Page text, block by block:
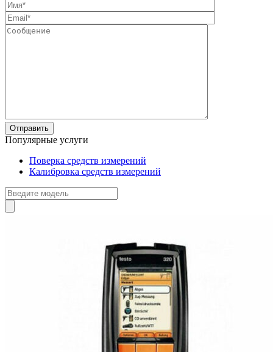
Популярные услуги
Поверка средств измерений
Калибровка средств измерений